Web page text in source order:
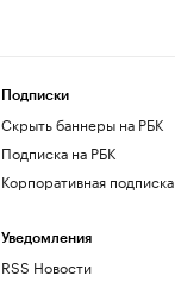
Подписки
Скрыть баннеры на РБК
Подписка на РБК
Корпоративная подписка
Уведомления
RSS Новости